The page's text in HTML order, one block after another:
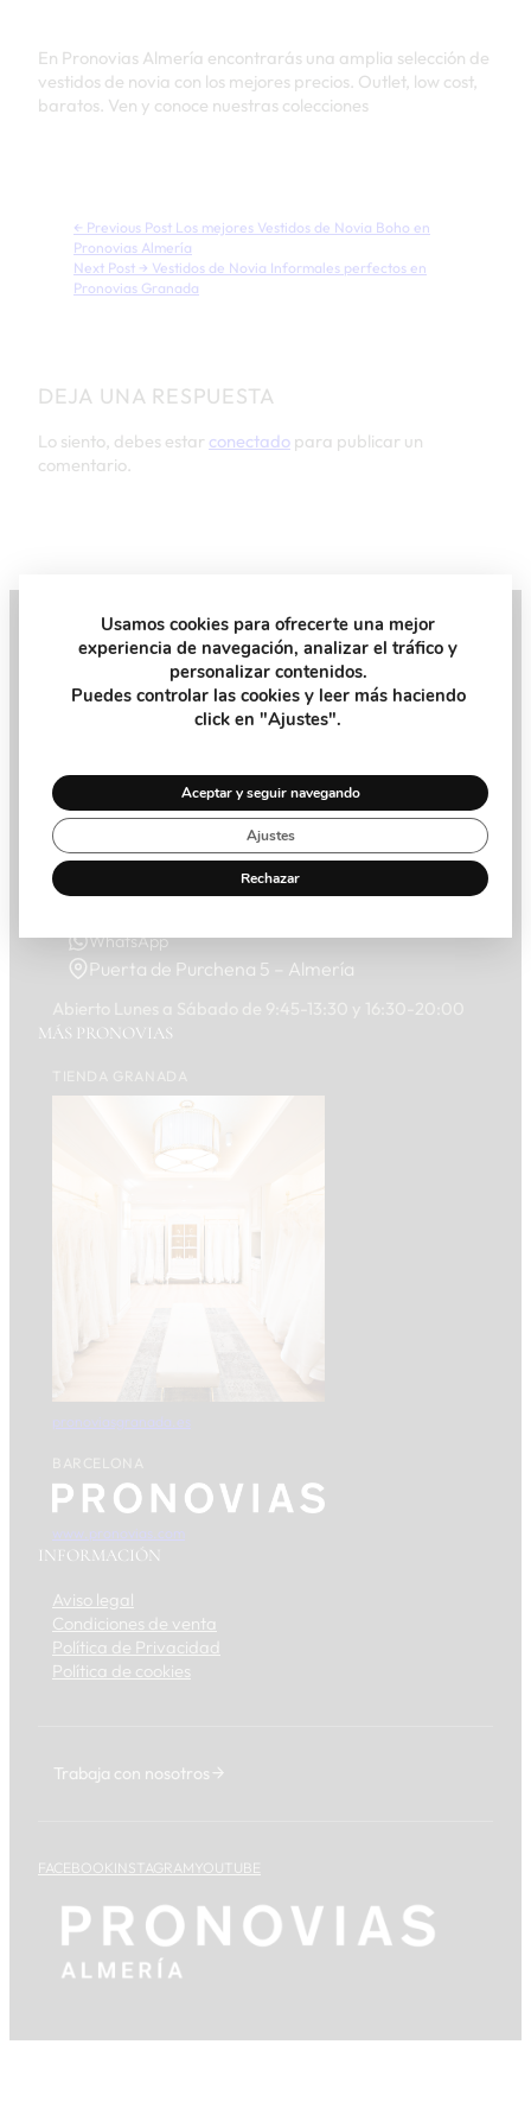
En Pronovias Almería encontrarás una amplia selección de
vestidos de novia con los mejores precios. Outlet, low cost,
baratos. Ven y conoce nuestras colecciones
← Previous Post Los mejores Vestidos de Novia Boho en
Pronovias Almería
Next Post → Vestidos de Novia Informales perfectos en
Pronovias Granada
DEJA UNA RESPUESTA
Lo siento, debes estar conectado para publicar un
comentario.
Pide tu Cita
Recibe la ayuda y el consejo que necesitas de nuestra
WhatsApp
Puerta de Purchena 5 – Almería
MÁS PRONOVIAS
pronoviasgranada.es
www.pronovias.com
INFORMACIÓN
Aviso legal
Condiciones de venta
Política de Privacidad
Política de cookies
Trabaja con nosotros
FACEBOOK INSTAGRAMYOUTUBE
Usamos cookies para ofrecerte una mejor
experiencia de navegación, analizar el tráfico y
personalizar contenidos.
Puedes controlar las cookies y leer más haciendo
click en "Ajustes".
Aceptar y seguir navegando
Rechazar
Ajustes